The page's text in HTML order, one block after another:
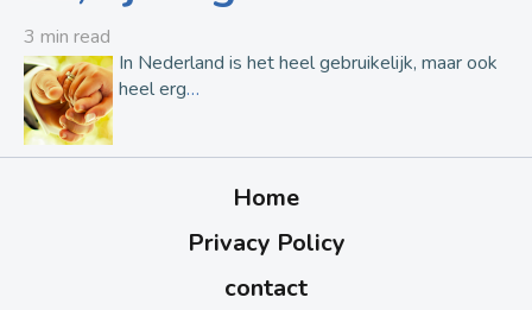
3 min read
In Nederland is het heel gebruikelijk, maar ook
heel erg…
Home
Privacy Policy
contact